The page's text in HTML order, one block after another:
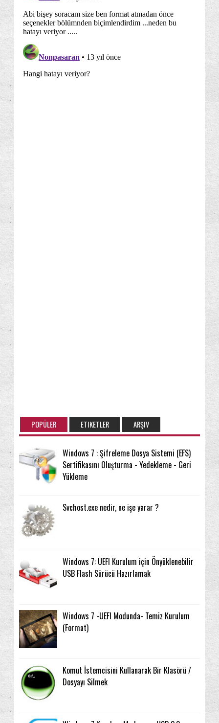
POPÜLER ETIKETLER ARŞIV
Windows 7 : Şifreleme Dosya Sistemi (EFS)
Sertifikasını Oluşturma - Yedekleme - Geri
Yükleme
Svchost.exe nedir, ne işe yarar ?
Windows 7: UEFI Kurulum için Önyüklenebilir
USB Flash Sürücü Hazırlamak
Windows 7 -UEFI Modunda- Temiz Kurulum
(Format)
Komut İstemcisini Kullanarak Bir Klasörü /
Dosyayı Silmek